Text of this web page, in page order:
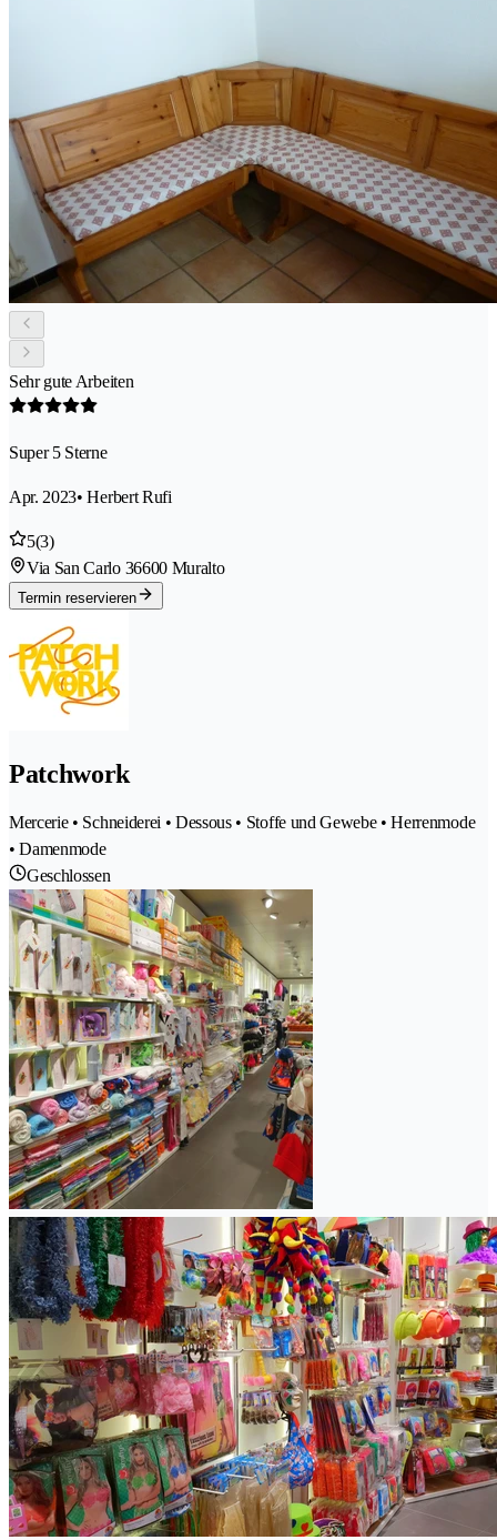
Sehr gute Arbeiten
Super 5 Sterne
Apr. 2023• Herbert Rufi
5(3)
Via San Carlo 36600 Muralto
Termin reservieren
Patchwork
Mercerie • Schneiderei • Dessous • Stoffe und Gewebe • Herrenmode
• Damenmode
Geschlossen